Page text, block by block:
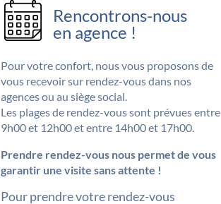
Rencontrons-nous
en agence !
Pour votre confort, nous vous proposons de
vous recevoir sur rendez-vous dans nos
agences ou au siège social.
Les plages de rendez-vous sont prévues entre
9h00 et 12h00 et entre 14h00 et 17h00.
Prendre rendez-vous nous permet de vous
garantir une visite sans attente !
Pour prendre votre rendez-vous